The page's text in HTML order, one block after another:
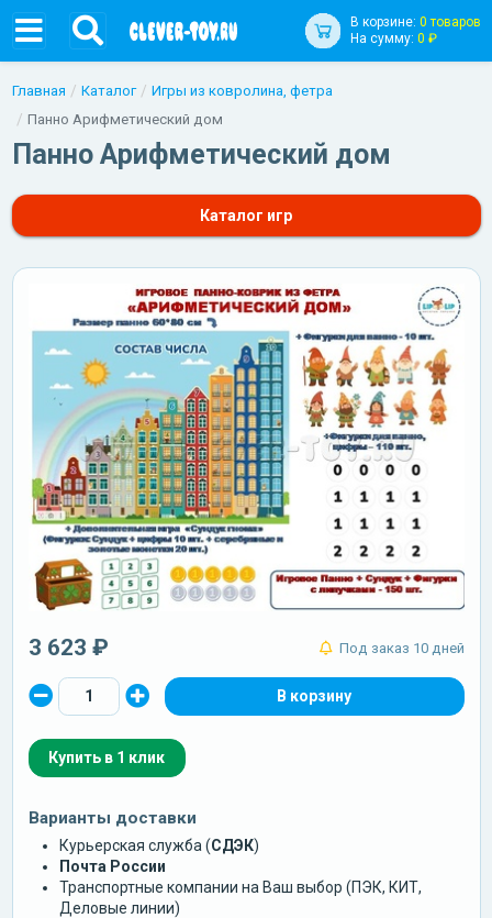
В корзине: 0 товаров
На сумму: 0 ₽
Главная Каталог
Игры из ковролина, фетра
Панно Арифметический дом
Панно Арифметический дом
Каталог игр
3 623 ₽ Под заказ 10 дней
Купить в 1 клик
Варианты доставки
Курьерская служба (СДЭК)
Почта России
Транспортные компании на Ваш выбор (ПЭК, КИТ,
Деловые линии)